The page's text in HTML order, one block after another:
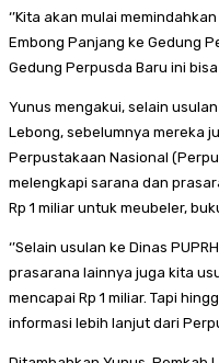
‘’Kita akan mulai
Embong Panjang ke Gedung
Gedung Perpusda Baru ini
Yunus mengakui, selain
Lebong, sebelumnya mereka
Perpustakaan Nasional
melengkapi sarana dan
Rp 1 miliar untuk meubeler,
‘’Selain usulan ke Dinas
prasarana lainnya juga kita
mencapai Rp 1 miliar. Tapi
informasi lebih lanjut dari